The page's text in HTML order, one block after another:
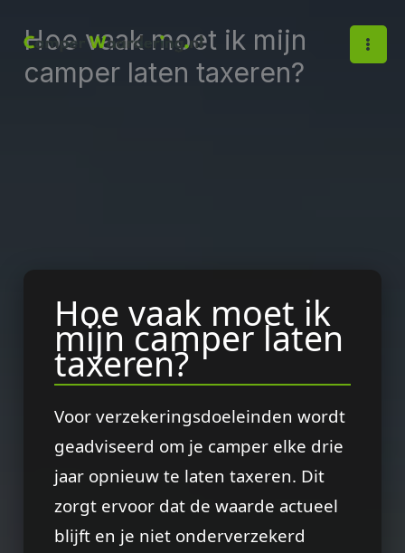
naar
inhoud
Hoe vaak moet ik mijn
camper laten taxeren?
Hoe vaak moet ik
mijn camper laten
taxeren?
Voor verzekeringsdoeleinden wordt
geadviseerd om je camper elke drie
jaar opnieuw te laten taxeren. Dit
zorgt ervoor dat de waarde actueel
blijft en je niet onderverzekerd